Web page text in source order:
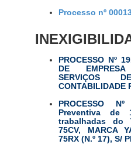
Processo nº
PROCESSO Nº
DE
SERVIÇOS
CONTABILIDADE
PROCESSO
Preventiva de
trabalhadas do
75CV, MARCA
75RX (N.º 17), S/